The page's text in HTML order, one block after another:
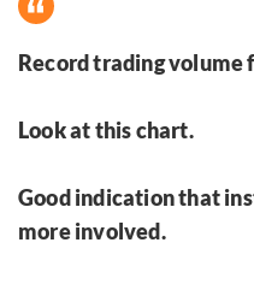
Record trading volume
Look at this chart.
Good indication that
more involved.